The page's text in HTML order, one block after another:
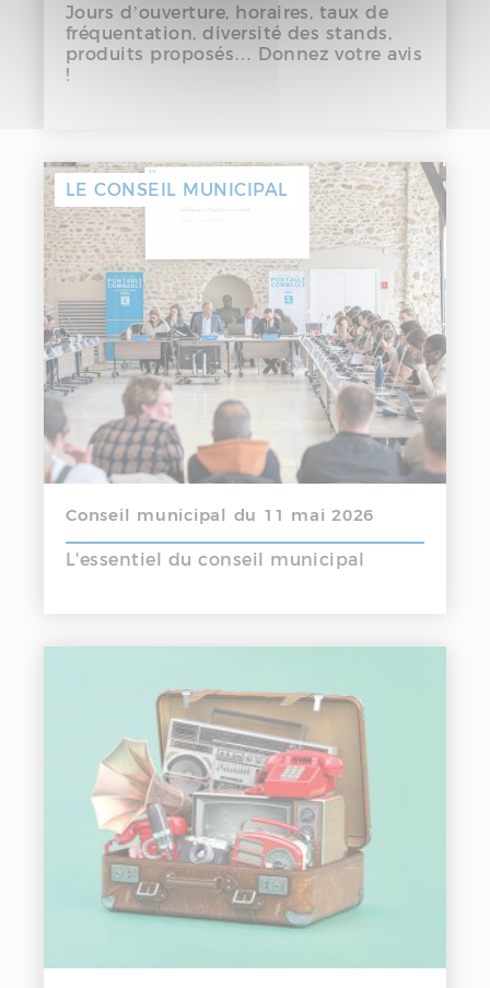
Jours d’ouverture, horaires, taux de
fréquentation, diversité des stands,
produits proposés… Donnez votre avis
!
LE CONSEIL MUNICIPAL
Conseil municipal du 11 mai 2026
L'essentiel du conseil municipal